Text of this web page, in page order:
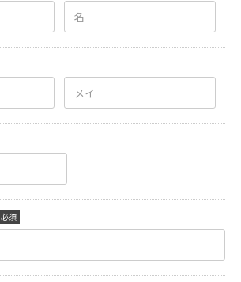
必須